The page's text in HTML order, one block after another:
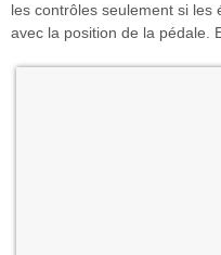
les contrôles seulement si les
avec la position de la pédale.